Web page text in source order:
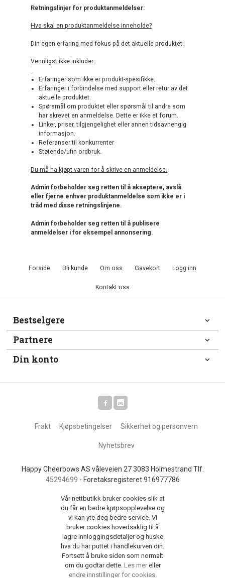
Retningslinjer for produktanmeldelser:
Hva skal en produktanmeldelse inneholde?
Din egen erfaring med fokus på det aktuelle produktet.
Vennligst ikke inkluder:
Erfaringer som ikke er produkt-spesifikke.
Erfaringer i forbindelse med support eller retur av det
aktuelle produktet.
Spørsmål om produktet eller spørsmål til andre som
har skrevet en anmeldelse. Dette er ikke et forum.
Linker, priser, tilgjengelighet eller annen tidsavhengig
informasjon.
Referanser til konkurrenter
Støtende/ufin ordbruk.
Du må ha kjøpt varen for å skrive en anmeldelse.
Admin forbeholder seg retten til å akseptere, avslå
eller fjerne enhver produktanmeldelse som ikke er i
tråd med disse retningslinjene.
Admin forbeholder seg retten til å publisere
anmeldelser i for eksempel annonsering.
Forside Bli kunde Om oss Gavekort Logg inn
Kontakt oss
Bestselgere
Partnere
Din konto
Frakt Kjøpsbetingelser Sikkerhet og personvern
Nyhetsbrev
Happy Cheerbows AS våleveien 27 3083 Holmestrand Tlf.
45294699 - Foretaksregisteret 916977786
Vår nettbutikk bruker cookies slik at
du får en bedre kjøpsopplevelse og
vi kan yte deg bedre service. Vi
bruker cookies hovedsaklig til å
lagre innloggingsdetaljer og huske
hva du har puttet i handlekurven din.
Fortsett å bruke siden som normalt
om du godtar dette. Les mer eller
endre innstillinger for cookies.